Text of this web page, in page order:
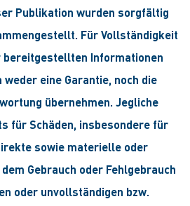
Publikation wurden sorgfältig
Für Vollständigkeit
Informationen
weder eine Garantie, noch die
übernehmen. Jegliche
für Schäden, insbesondere für
sowie materielle oder
Gebrauch oder Fehlgebrauch
oder unvollständigen bzw.